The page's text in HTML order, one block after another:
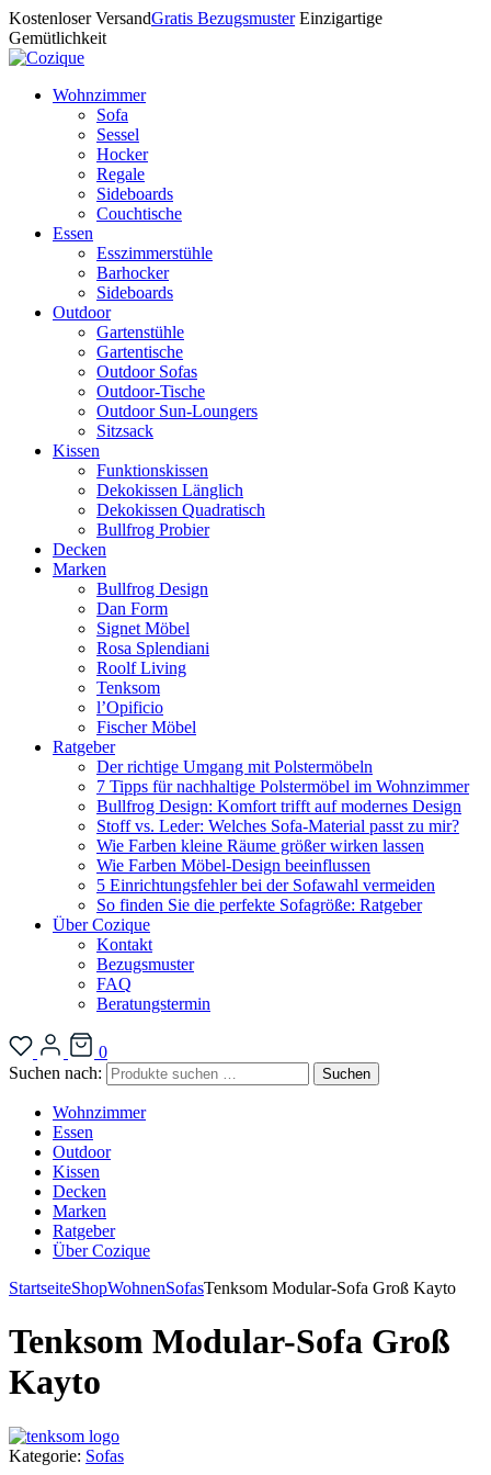
Kostenloser VersandGratis Bezugsmuster Einzigartige
Gemütlichkeit
Wohnzimmer
Sofa
Sessel
Hocker
Regale
Sideboards
Couchtische
Essen
Esszimmerstühle
Barhocker
Sideboards
Outdoor
Gartenstühle
Gartentische
Outdoor Sofas
Outdoor-Tische
Outdoor Sun-Loungers
Sitzsack
Kissen
Funktionskissen
Dekokissen Länglich
Dekokissen Quadratisch
Bullfrog Probier
Decken
Marken
Bullfrog Design
Dan Form
Signet Möbel
Rosa Splendiani
Roolf Living
Tenksom
l’Opificio
Fischer Möbel
Ratgeber
Der richtige Umgang mit Polstermöbeln
7 Tipps für nachhaltige Polstermöbel im Wohnzimmer
Bullfrog Design: Komfort trifft auf modernes Design
Stoff vs. Leder: Welches Sofa-Material passt zu mir?
Wie Farben kleine Räume größer wirken lassen
Wie Farben Möbel-Design beeinflussen
5 Einrichtungsfehler bei der Sofawahl vermeiden
So finden Sie die perfekte Sofagröße: Ratgeber
Über Cozique
Kontakt
Bezugsmuster
FAQ
Beratungstermin
0
Suchen nach:
Suchen
Wohnzimmer
Essen
Outdoor
Kissen
Decken
Marken
Ratgeber
Über Cozique
StartseiteShopWohnenSofasTenksom Modular-Sofa Groß Kayto
Tenksom Modular-Sofa Groß
Kayto
Kategorie: Sofas